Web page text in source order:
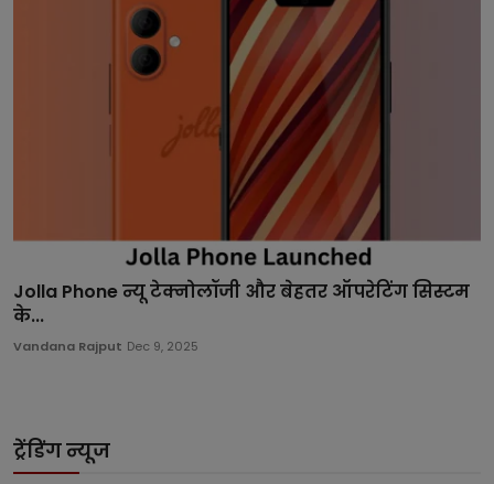
Jolla Phone न्यू टेक्नोलॉजी और बेहतर ऑपरेटिंग सिस्टम
के...
Vandana Rajput Dec 9, 2025
ट्रेंडिंग न्यूज